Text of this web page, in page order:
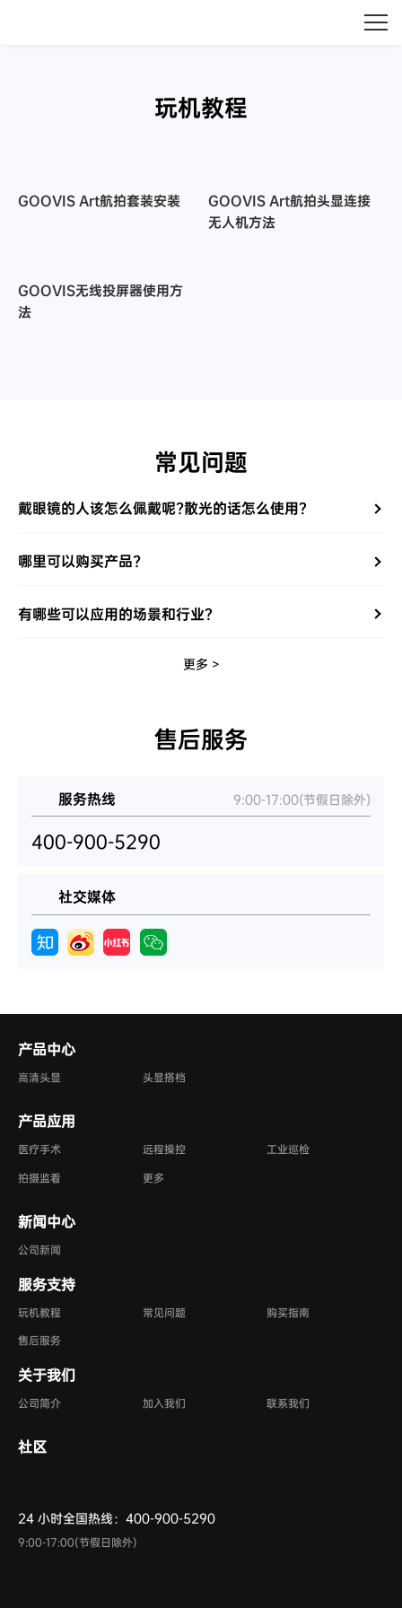
玩机教程
GOOVIS Art航拍套装安装
GOOVIS Art航拍头显连接
无人机方法
GOOVIS无线投屏器使用方
法
常见问题
戴眼镜的人该怎么佩戴呢?散光的话怎么使用？
哪里可以购买产品?
有哪些可以应用的场景和行业？
更多 >
售后服务
服务热线 9:00-17:00(节假日除外)
400-900-5290
社交媒体
产品中心
高清头显 头显搭档
产品应用
医疗手术 远程操控
工业巡检
拍摄监看
更多
新闻中心
公司新闻
服务支持
玩机教程 常见问题
购买指南
售后服务
关于我们
公司简介 加入我们 联系我们
社区
24 小时全国热线：400-900-5290
9:00-17:00(节假日除外)